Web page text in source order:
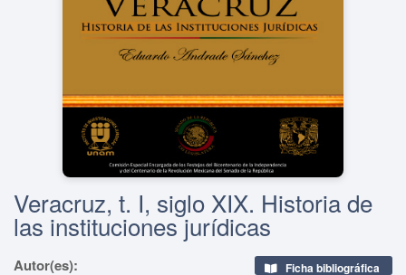
Veracruz, t. I, siglo XIX. Historia de
las instituciones jurídicas
Autor(es):
Ficha bibliográfica